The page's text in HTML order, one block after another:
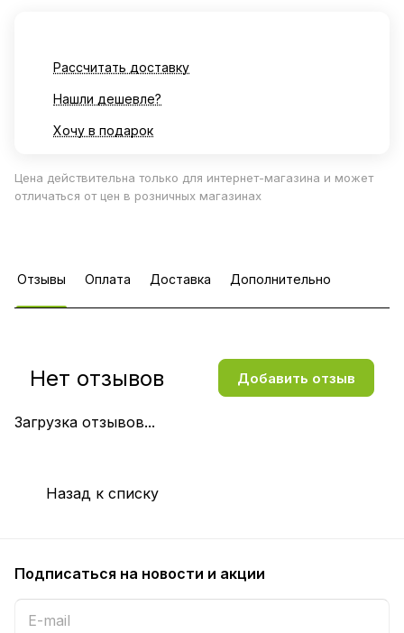
Рассчитать доставку
Нашли дешевле?
Хочу в подарок
Цена действительна только для интернет-магазина и может
отличаться от цен в розничных магазинах
Отзывы Оплата Доставка Дополнительно
Загрузка отзывов...
Нет отзывов Добавить отзыв
Назад к списку
Подписаться на новости и акции